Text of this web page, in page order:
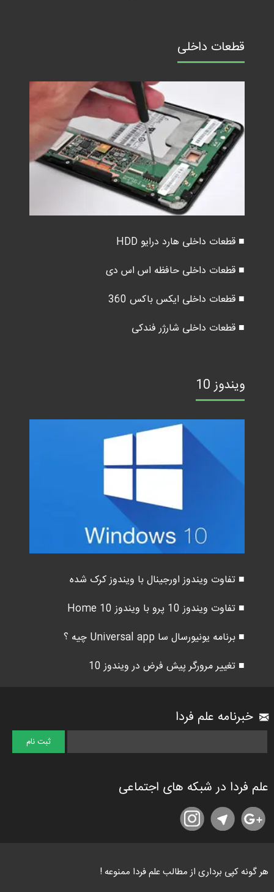
قطعات داخلی
■ قطعات داخلی هارد درایو HDD
■ قطعات داخلی حافظه اس اس دی
■ قطعات داخلی ایکس باکس 360
■ قطعات داخلی شارژر فندکی
ویندوز 10
■ تفاوت ویندوز اورجینال با ویندوز کرک شده
■ تفاوت ویندوز 10 پرو با ویندوز 10 Home
■ برنامه یونیورسال سا Universal app چیه ؟
■ تغییر مرورگر پیش فرض در ویندوز 10
خبرنامه علم فردا
علم فردا در شبکه های اجتماعی
هر گونه کپی برداری از مطالب علم فردا ممنوعه !